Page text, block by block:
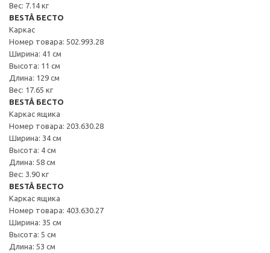
Вес: 7.14 кг
BESTÅ БЕСТО
Каркас
Номер товара: 502.993.28
Ширина: 41 см
Высота: 11 см
Длина: 129 см
Вес: 17.65 кг
BESTÅ БЕСТО
Каркас ящика
Номер товара: 203.630.28
Ширина: 34 см
Высота: 4 см
Длина: 58 см
Вес: 3.90 кг
BESTÅ БЕСТО
Каркас ящика
Номер товара: 403.630.27
Ширина: 35 см
Высота: 5 см
Длина: 53 см